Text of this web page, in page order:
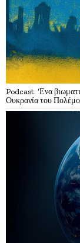
Podcast: ‘Ενα
Ουκρανία του